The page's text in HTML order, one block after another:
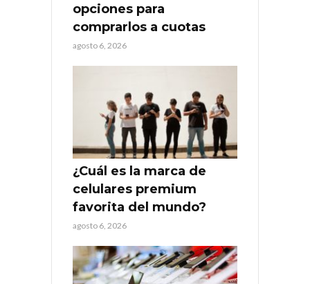
opciones para
comprarlos a cuotas
agosto 6, 2026
¿Cuál es la marca de
celulares premium
favorita del mundo?
agosto 6, 2026